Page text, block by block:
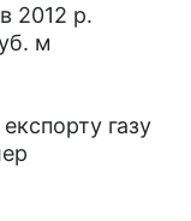
2012 р.
м
газу